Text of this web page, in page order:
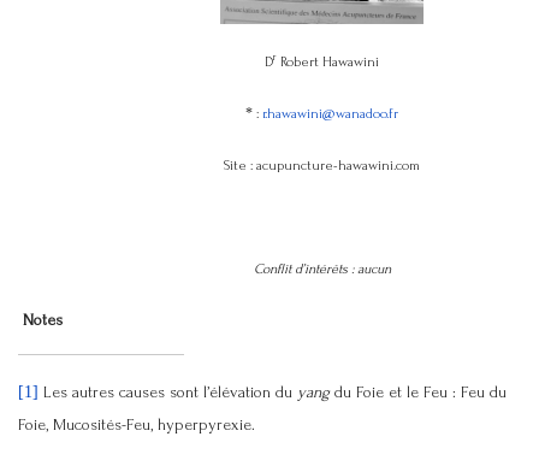
Dr Robert Hawawini
* : r.hawawini@wanadoo.fr
Site : acupuncture-hawawini.com
Conflit d’intérêts : aucun
Notes
[1] Les autres causes sont l’élévation du yangdu Foie et le Feu : Feu du
Foie, Mucosités-Feu, hyperpyrexie.